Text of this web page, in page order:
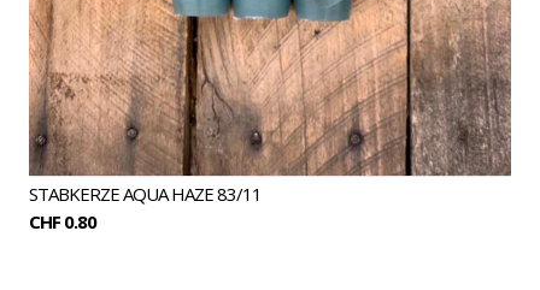
STABKERZE AQUA HAZE 83/11
CHF 0.80